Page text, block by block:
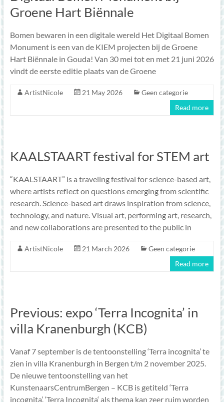
Groene Hart Biënnale
Bomen bewaren in een digitale wereld Het Digitaal Bomen
Monument is een van de KIEM projecten bij de Groene
Hart Biënnale in Gouda! Van 30 mei tot en met 21 juni 2026
vindt de eerste editie plaats van de Groene
ArtistNicole 21 May 2026
Geen categorie
Read more
KAALSTAART festival for STEM art
“KAALSTAART” is a traveling festival for science-based art,
where artists reflect on questions emerging from scientific
research. Science-based art draws inspiration from science,
technology, and nature. Visual art, performing art, research,
and new collaborations are presented to the public in
ArtistNicole 21 March 2026
Geen categorie
Read more
Previous: expo ‘Terra Incognita’ in
villa Kranenburgh (KCB)
Vanaf 7 september is de tentoonstelling ‘Terra incognita’ te
zien in villa Kranenburgh in Bergen t/m 2 november 2025.
De nieuwe tentoonstelling van het
KunstenaarsCentrumBergen – KCB is getiteld ‘Terra
incognita’. ‘Terra Incognita‘ als thema kan zeer ruim worden